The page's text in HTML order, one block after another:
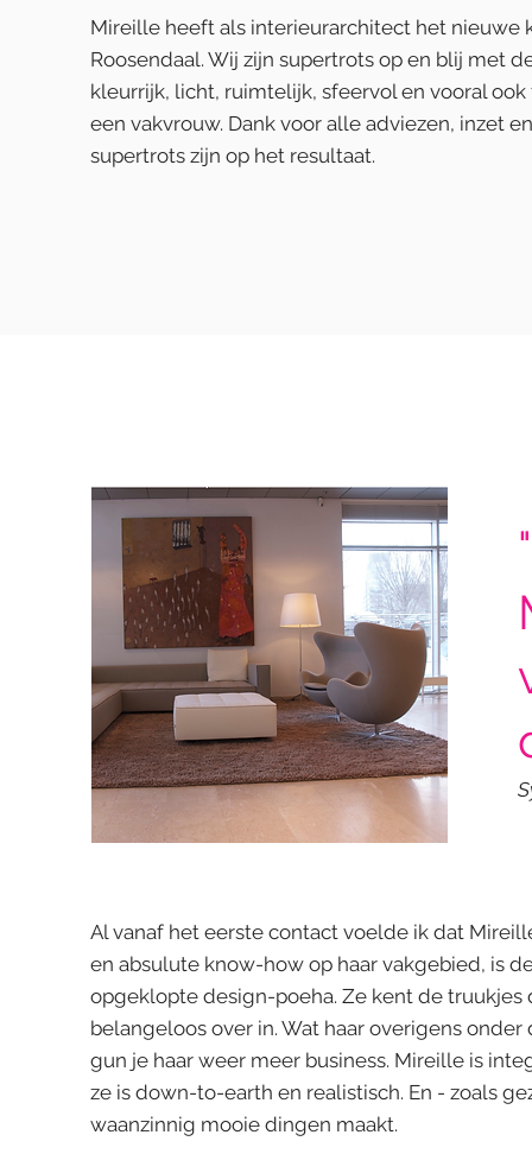
Mireille heeft als interieurarchitect het nieuwe
Roosendaal. Wij zijn supertrots op en blij met
kleurrijk, licht, ruimtelijk, sfeervol en vooral
een vakvrouw. Dank voor alle adviezen, inzet
supertrots zijn op het resultaat.
Al vanaf het eerste contact voelde ik dat
en absulute know-how op haar vakgebied, is
opgeklopte design-poeha. Ze kent de
belangeloos over in. Wat haar overigens
gun je haar weer meer business. Mireille is
ze is down-to-earth en realistisch. En - zoals
waanzinnig mooie dingen maakt.